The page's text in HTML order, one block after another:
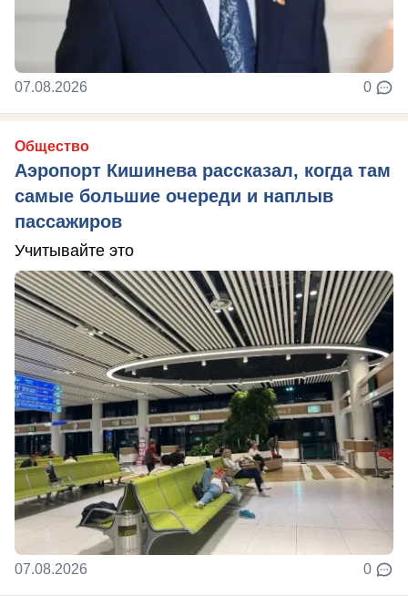
07.08.2026 0
Общество
Аэропорт Кишинева рассказал, когда там
самые большие очереди и наплыв
пассажиров
Учитывайте это
07.08.2026 0